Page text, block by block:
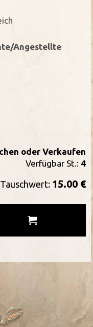
Angestellte
oder Verkaufen
Verfügbar St.: 4
15.00 €